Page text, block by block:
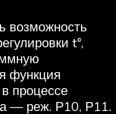
возможность
t°,
функция
процессе
— реж. Р10, Р11.